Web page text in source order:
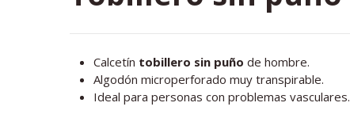
Calcetín tobillero sin puñode hombre.
Algodón microperforado muy transpirable.
Ideal para personas con problemas vasculares.